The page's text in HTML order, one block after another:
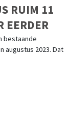
RUIM 11
EERDER
bestaande
augustus 2023. Dat